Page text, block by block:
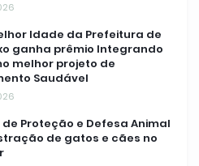
Idade da Prefeitura de
ganha prêmio Integrando
melhor projeto de
Saudável
Proteção e Defesa Animal
de gatos e cães no